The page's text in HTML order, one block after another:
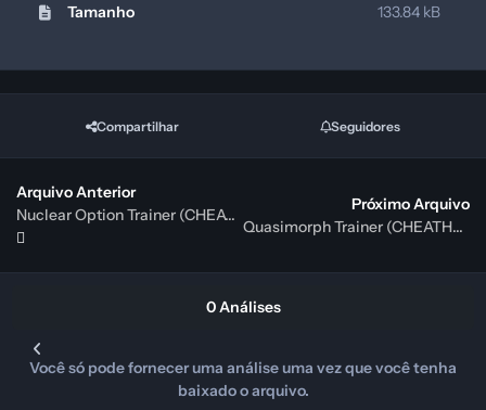
Tamanho 133.84 kB
Compartilhar Seguidores
Arquivo Anterior
Nuclear Option Trainer (CHEATHAPPENS.COM)
Próximo Arquivo
Quasimorph Trainer (CHEATHAPPENS.COM)
0 Análises
Você só pode fornecer uma análise uma vez que você tenha
baixado o arquivo.